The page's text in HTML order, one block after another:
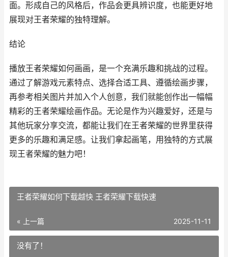
面。形成自己的风格后，作品会更具辨识度，也能更好地
展现对王者荣耀的独特理解。
结论
播放王者荣耀如何画画，是一个充满乐趣和挑战的过程。
通过了解游戏元素特点、选择合适工具、遵循绘画步骤，
再参考相关图片并加入个人创意，我们就能创作出一幅幅
精彩的王者荣耀绘画作品。无论是作为兴趣爱好，还是与
其他玩家分享交流，都能让我们在王者荣耀的世界里获得
更多的乐趣和满足感。让我们拿起画笔，用独特的方式展
现王者荣耀的魅力吧！
王者荣耀如何下载越快 王者荣耀下载快速
« 上一篇 2025-11-11
没有了！